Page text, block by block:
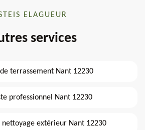
ELAGUEUR
services
terrassement Nant 12230
professionnel Nant 12230
nettoyage extérieur Nant 12230